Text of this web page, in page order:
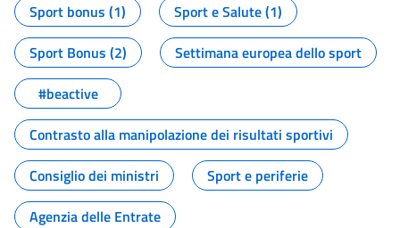
Sport bonus (1)
Sport e Salute (1)
Sport Bonus (2)
Settimana europea dello sport
#beactive
Contrasto alla manipolazione dei risultati sportivi
Consiglio dei ministri
Sport e periferie
Agenzia delle Entrate